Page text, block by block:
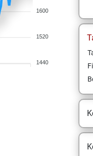
1600
1520
1440